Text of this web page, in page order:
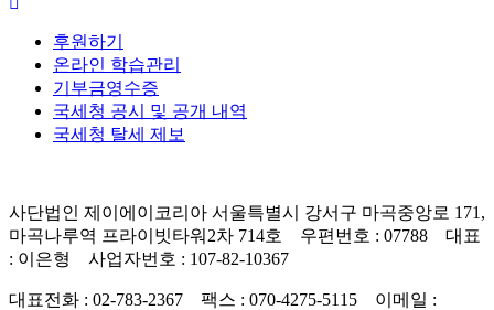
후원하기
온라인 학습관리
기부금영수증
국세청 공시 및 공개 내역
국세청 탈세 제보
사단법인 제이에이코리아 서울특별시 강서구 마곡중앙로 171,
마곡나루역 프라이빗타워2차 714호 우편번호 : 07788 대표
: 이은형 사업자번호 : 107-82-10367
대표전화 : 02-783-2367 팩스 : 070-4275-5115 이메일 :